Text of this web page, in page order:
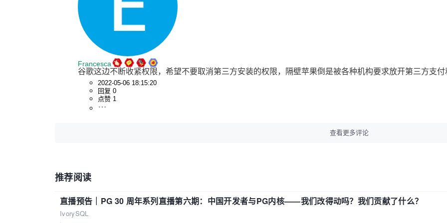
Francesca
谷歌这边不断收紧权限，希望不要取消第三方安装的权限，隔壁苹果倒是被各种机构要求放开第三方支
2022-05-06 18:15:20
回复 0
点赞 1
查看更多评论
推荐阅读
直播预告｜PG 30 周年系列直播第六期：中国开发者与PG内核——我们改得动吗？我们贡献了什么？
IvorySQL